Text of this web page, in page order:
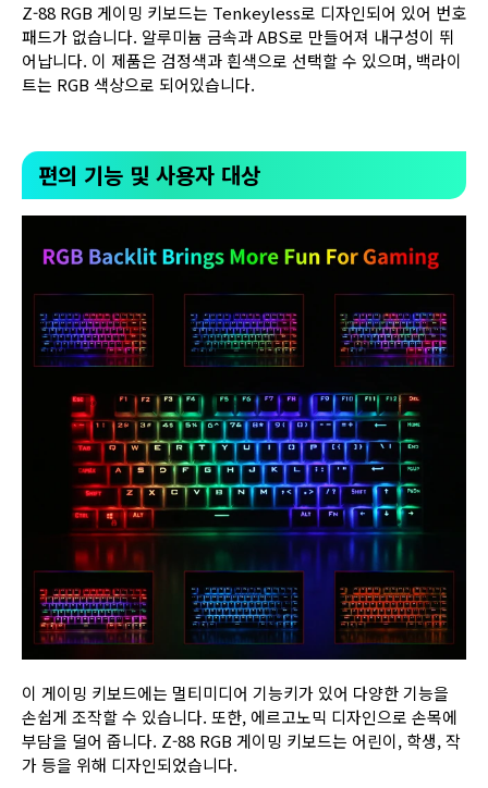
Z-88 RGB 게이밍 키보드는 Tenkeyless로 디자인되어 있어 번호
패드가 없습니다. 알루미늄 금속과 ABS로 만들어져 내구성이 뛰
어납니다. 이 제품은 검정색과 흰색으로 선택할 수 있으며, 백라이
트는 RGB 색상으로 되어있습니다.
편의 기능 및 사용자 대상
이 게이밍 키보드에는 멀티미디어 기능키가 있어 다양한 기능을
손쉽게 조작할 수 있습니다. 또한, 에르고노믹 디자인으로 손목에
부담을 덜어 줍니다. Z-88 RGB 게이밍 키보드는 어린이, 학생, 작
가 등을 위해 디자인되었습니다.